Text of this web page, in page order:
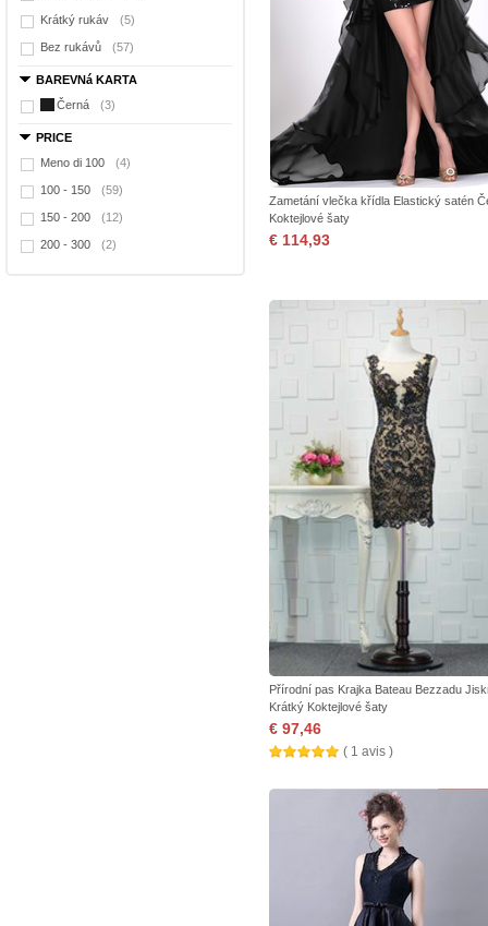
Krátký rukáv (5)
Bez rukávů (57)
BAREVNá KARTA
Černá
(3)
PRICE
Meno di 100
(4)
100 - 150 (59)
150 - 200 (12)
200 - 300 (2)
Zametání vlečka křídla Elastický satén
Koktejlové šaty
€ 114,93
Přírodní pas Krajka Bateau Bezzadu
Krátký Koktejlové šaty
€ 97,46
( 1 avis )